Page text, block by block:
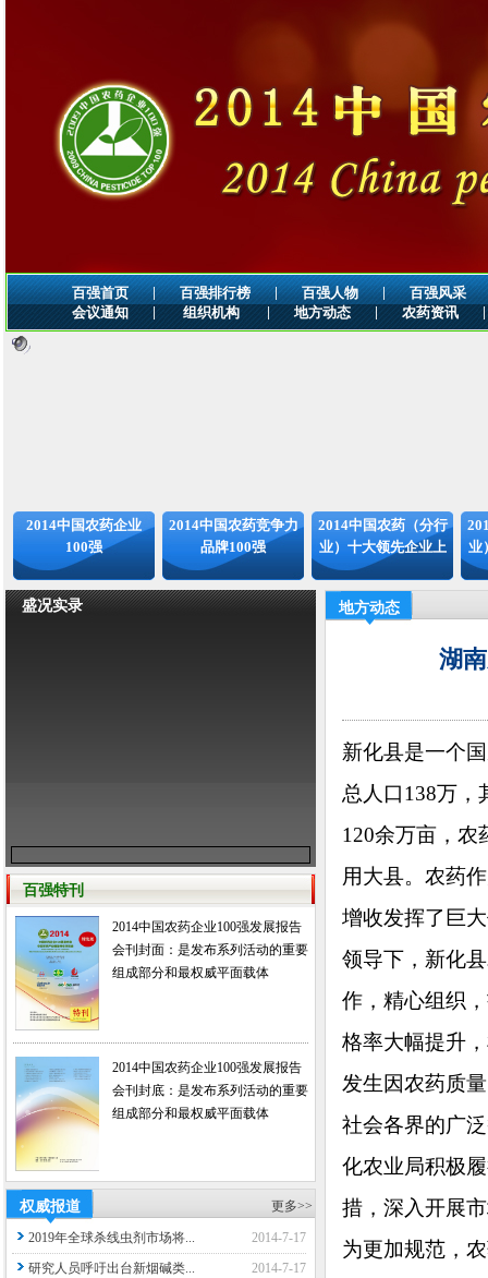
百强首页 | 百强排行榜 | 百强人物 |
百强风采
会议通知
| 组织机构 | 地方动态 | 农药资讯 |
2014中国农药企业
100强
2014中国农药竞争力
品牌100强
2014中国农药（分行
业）十大领先企业上 业
盛况实录
百强特刊
2014中国农药企业100强发展报告
会刊封面：是发布系列活动的重要
组成部分和最权威平面载体
2014中国农药企业100强发展报告
会刊封底：是发布系列活动的重要
组成部分和最权威平面载体
权威报道 更多>>
2019年全球杀线虫剂市场将...
2014-7-17
研究人员呼吁出台新烟碱类...
2014-7-17
地方动态
湖
新化县是一个
总人口138万，
120余万亩，农
用大县。农药
增收发挥了巨
领导下，新化
作，精心组织
格率大幅提升
发生因农药质
社会各界的广
化农业局积极
措，深入开展
为更加规范，